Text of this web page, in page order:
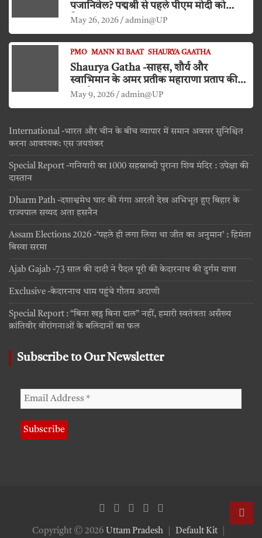
पजानिवेल? पद्मश्री से पहले पीएम मोदी को
किया दंडवत प्रणाम
May 26, 2026 admin@UP
PMO MANN KI BAAT SHAURYA GAATHA
Shaurya Gatha -साहस, शौर्य और
स्वाभिमान के अमर प्रतीक महाराणा प्रताप की
जयंती
May 9, 2026 admin@UP
International -भारत और चीन के बीच व्यापार में समान अवसर सुनिश्चित
करना आवश्यक: एस जयशंकर
Special Report -गनियारी का 1000 सहस्राब्दी पुराना शिव मंदिर : उपेक्षा की
दास्तान
Dharm Path -दशाश्वमेध घाट की गंगा आरती देख अभिभूत हुए बिहार के
राज्यपाल सय्यद अता हसनैन
Assam Elections 2026 -‘पहले ही लगा लिया था जीत का अनुमान’ : हिमंता
बिस्वा सरमा
Ajab Gajab -73 साल की दादी ने पैदल पूरी की केदारनाथ की दुर्गम यात्रा
Exclusive -केदारनाथ धाम पहुंचे गौतम अदाणी
Special Report : “बिना खड्ग बिना ढाल” नहीं, हमारी स्वतंत्रता असँख्य
क्रांतिवीर वीरांगनाओं के बलिदानों का फल
Subscribe to Our Newsletter
Copyright © 2026 Uttam Pradesh Default Kit